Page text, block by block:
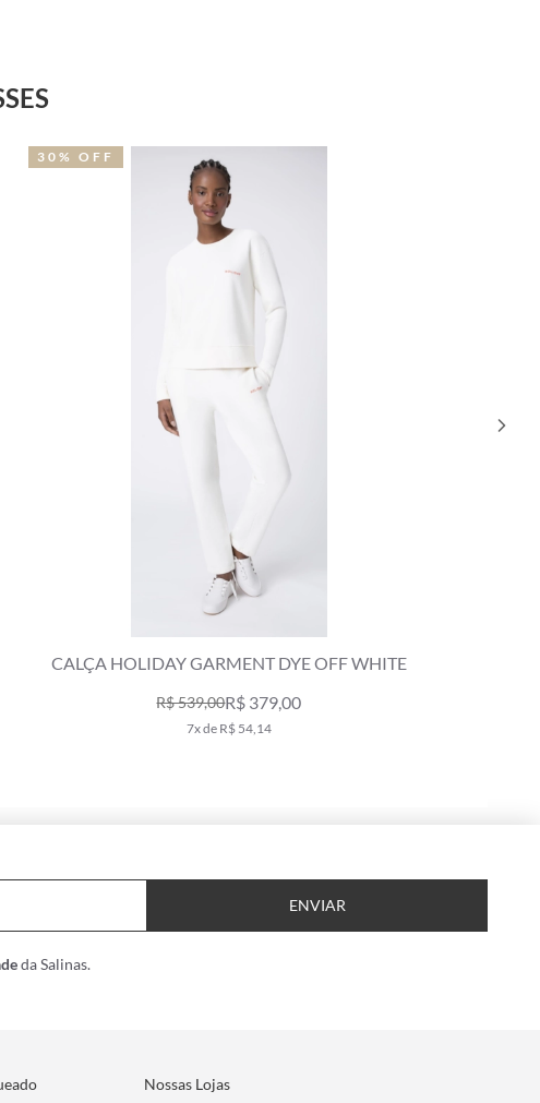
CALÇA HOLIDAY GARMENT DYE OFF WHITE
R$ 539,00R$ 379,00
7x de R$ 54,14
30% OFF
ENVIAR
da Salinas.
Nossas Lojas